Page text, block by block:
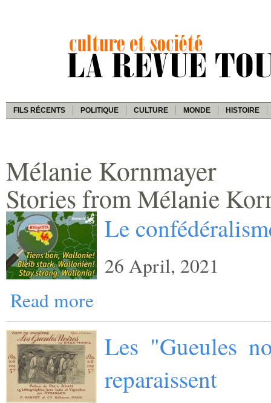
FILS RÉCENTS POLITIQUE CULTURE MONDE HISTOIRE
Mélanie Kornmayer
Stories from Mélanie
Le
26 April, 2021
Read more
Les "Gueules
reparaissent